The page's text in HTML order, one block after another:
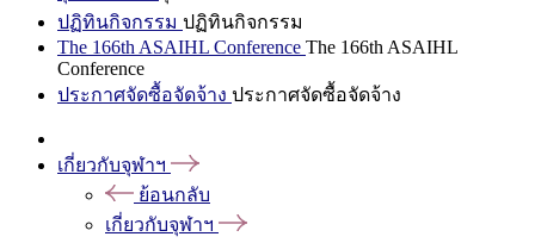
ปฏิทินกิจกรรม ปฏิทินกิจกรรม
The 166th ASAIHL Conference The 166th ASAIHL
Conference
ประกาศจัดซื้อจัดจ้าง ประกาศจัดซื้อจัดจ้าง
เกี่ยวกับจุฬาฯ
ย้อนกลับ
เกี่ยวกับจุฬาฯ